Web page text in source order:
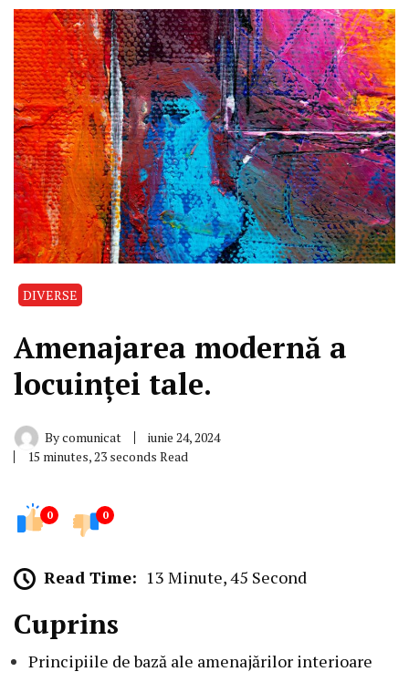
DIVERSE
Amenajarea modernă a
locuinței tale.
Bycomunicat
iunie 24, 2024
15 minutes, 23 seconds Read
0 0
Read Time: 13 Minute, 45 Second
Cuprins
Principiile de bază ale amenajărilor interioare